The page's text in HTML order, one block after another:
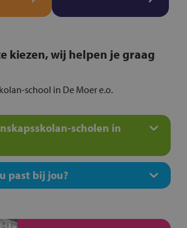
kiezen, wij helpen je graag
school in De Moer e.o.
scholen in
past bij jou?